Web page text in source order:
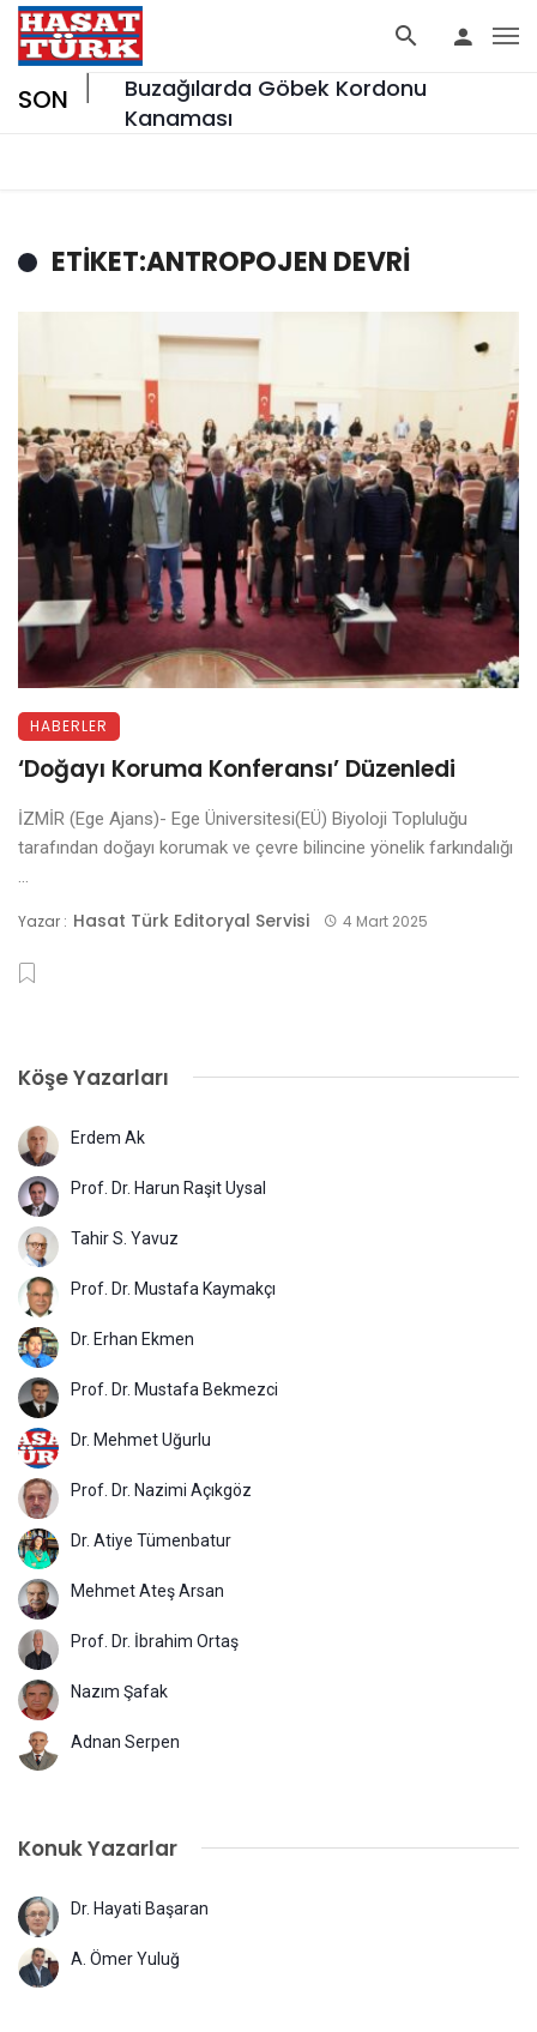
SON
Buzağılarda Göbek Kordonu
Kanaması
ETIKET:ANTROPOJEN DEVRI
HABERLER
‘Doğayı Koruma Konferansı’ Düzenledi
İZMİR (Ege Ajans)- Ege Üniversitesi(EÜ) Biyoloji Topluluğu
tarafından doğayı korumak ve çevre bilincine yönelik farkındalığı
Yazar : Hasat Türk Editoryal Servisi 4 Mart 2025
Köşe Yazarları
Erdem Ak
Prof. Dr. Harun Raşit Uysal
Tahir S. Yavuz
Prof. Dr. Mustafa Kaymakçı
Dr. Erhan Ekmen
Prof. Dr. Mustafa Bekmezci
Dr. Mehmet Uğurlu
Prof. Dr. Nazimi Açıkgöz
Dr. Atiye Tümenbatur
Mehmet Ateş Arsan
Prof. Dr. İbrahim Ortaş
Nazım Şafak
Adnan Serpen
Konuk Yazarlar
Dr. Hayati Başaran
A. Ömer Yuluğ